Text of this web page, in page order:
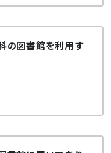
図書館を利用す